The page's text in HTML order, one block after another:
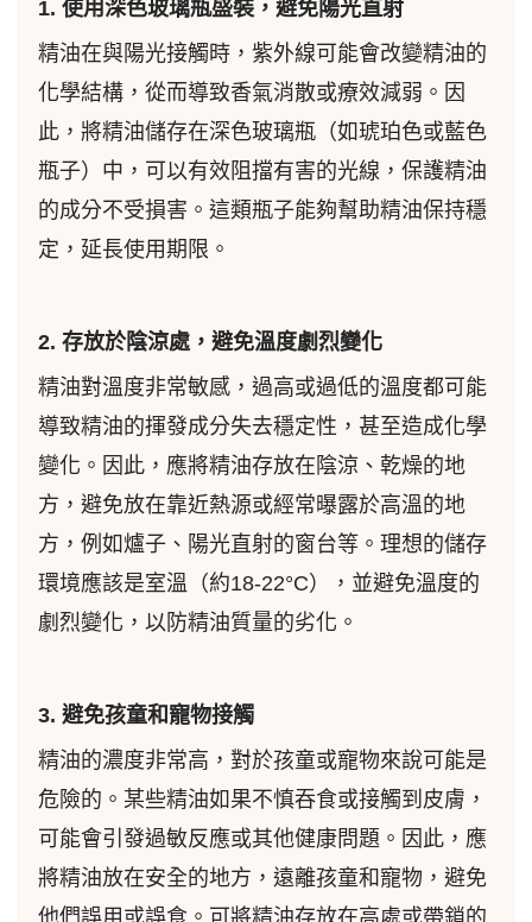
1. 使用深色玻璃瓶盛裝，避免陽光直射
精油在與陽光接觸時，紫外線可能會改變精油的
化學結構，從而導致香氣消散或療效減弱。因
此，將精油儲存在深色玻璃瓶（如琥珀色或藍色
瓶子）中，可以有效阻擋有害的光線，保護精油
的成分不受損害。這類瓶子能夠幫助精油保持穩
定，延長使用期限。
2. 存放於陰涼處，避免溫度劇烈變化
精油對溫度非常敏感，過高或過低的溫度都可能
導致精油的揮發成分失去穩定性，甚至造成化學
變化。因此，應將精油存放在陰涼、乾燥的地
方，避免放在靠近熱源或經常曝露於高溫的地
方，例如爐子、陽光直射的窗台等。理想的儲存
環境應該是室溫（約18-22°C），並避免溫度的
劇烈變化，以防精油質量的劣化。
3. 避免孩童和寵物接觸
精油的濃度非常高，對於孩童或寵物來說可能是
危險的。某些精油如果不慎吞食或接觸到皮膚，
可能會引發過敏反應或其他健康問題。因此，應
將精油放在安全的地方，遠離孩童和寵物，避免